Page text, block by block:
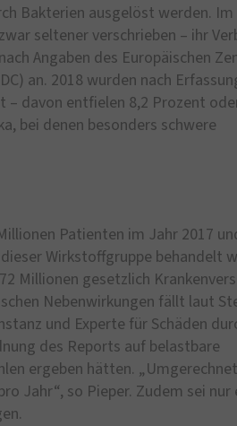
Bakterien ausgelöst werden. Im
seltener verschrieben – ihr
Angaben des Europäischen
an. 2018 wurden nach
davon entfielen 8,2 Prozent
bei denen besonders schwere
Patienten im Jahr 2017
Wirkstoffgruppe behandelt
Millionen gesetzlich
Nebenwirkungen fällt laut
und Experte für Schäden
des Reports auf belastbare
ergeben hätten.
Jahr“, so Pieper. Zudem sei nur